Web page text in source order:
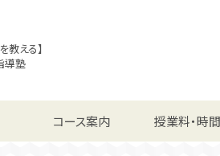
教える】
導塾
コース案内
生コース 授業料・時